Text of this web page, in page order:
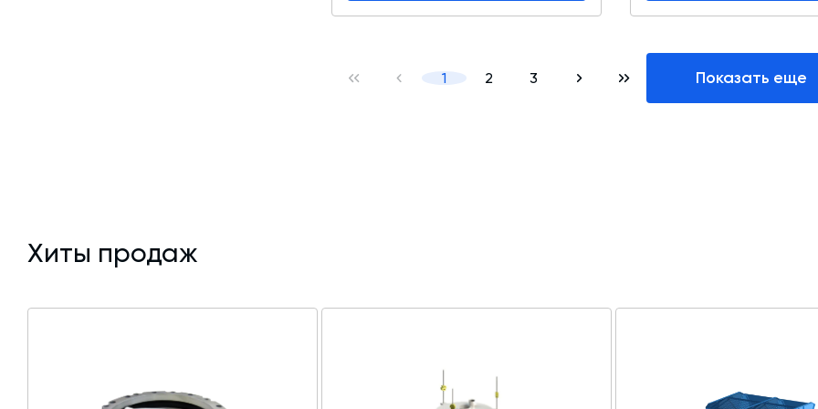
1 2 3 Показать еще
Хиты продаж